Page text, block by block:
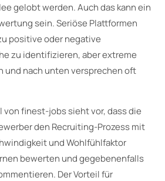
gelobt werden. Auch das kann ein
sein. Seriöse Plattformen
positive oder negative
zu identifizieren, aber extreme
und nach unten versprechen oft
von finest-jobs sieht vor, dass die
den Recruiting-Prozess mit
und Wohlfühlfaktor
bewerten und gegebenenfalls
Der Vorteil für